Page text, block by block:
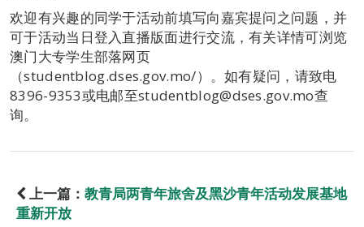
欢迎有兴趣的同学于活动前填写向嘉宾提问之问题，并
可于活动当日登入直播版面进行交流，有关详情可浏览
澳门大专学生部落网页
（studentblog.dses.gov.mo/）。如有疑问，请致电
8396-9353或电邮至studentblog@dses.gov.mo查
询。
上一篇： 教青局两青年旅舍及黑沙青年活动发展基地
重新开放